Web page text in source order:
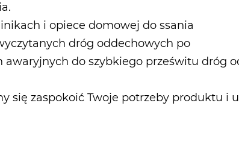
i opiece domowej do ssania
dróg oddechowych po
do szybkiego prześwitu dróg
się zaspokoić Twoje potrzeby produktu i